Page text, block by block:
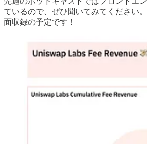
ているので、ぜひ聞いてみてください
面収録の予定です！